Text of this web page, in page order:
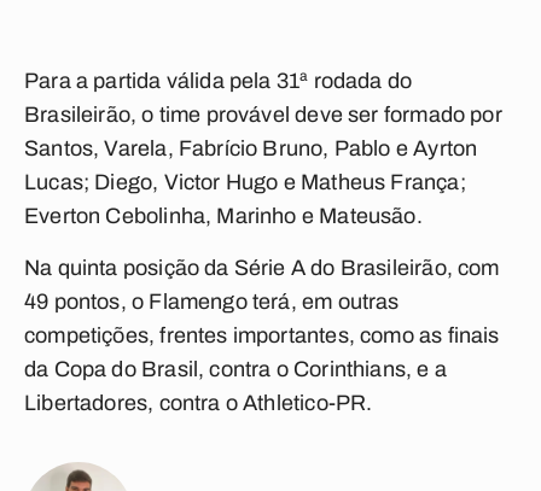
Para a partida válida pela 31ª rodada do
Brasileirão, o time provável deve ser formado por
Santos, Varela, Fabrício Bruno, Pablo e Ayrton
Lucas; Diego, Victor Hugo e Matheus França;
Everton Cebolinha, Marinho e Mateusão.
Na quinta posição da Série A do Brasileirão, com
49 pontos, o Flamengo terá, em outras
competições, frentes importantes, como as finais
da Copa do Brasil, contra o Corinthians, e a
Libertadores, contra o Athletico-PR.